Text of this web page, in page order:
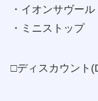
・イオンサヴール
・ミニストップ
□ディスカウント